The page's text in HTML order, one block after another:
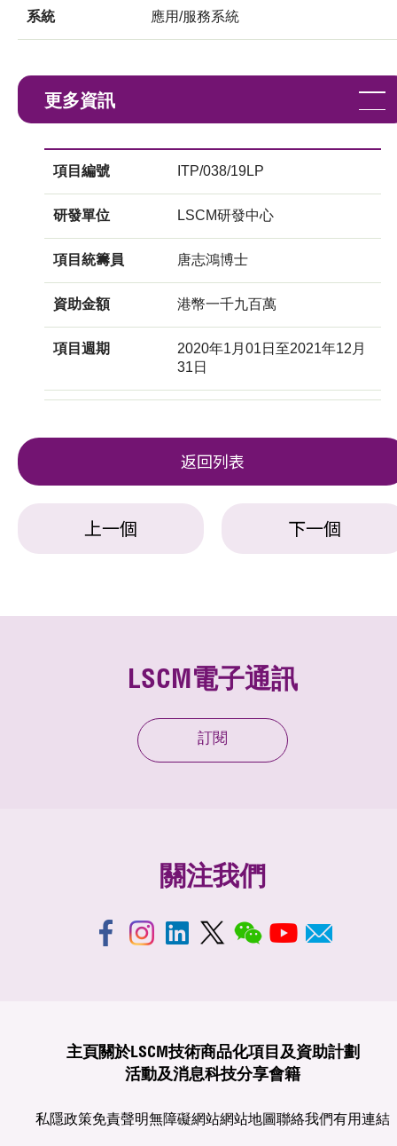
系統 應用/服務系統
更多資訊
項目編號 ITP/038/19LP
研發單位 LSCM研發中心
項目統籌員 唐志鴻博士
資助金額 港幣一千九百萬
項目週期
2020年1月01日至2021年12月
31日
返回列表
上一個 下一個
LSCM電子通訊
訂閱
關注我們
主頁 關於LSCM技術商品化項目及資助計劃
活動及消息科技分享會籍
私隱政策免責聲明無障礙網站網站地圖聯絡我們有用連結